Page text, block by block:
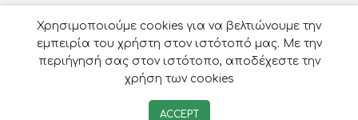
Οργάνωση Γάμου Βάπτισης - La Vie en Rose
Χρησιμοποιούμε cookies για να βελτιώνουμε την
εμπειρία του χρήστη στον ιστότοπό μας. Με την
περιήγησή σας στον ιστότοπο, αποδέχεστε την
χρήση των cookies
ACCEPT